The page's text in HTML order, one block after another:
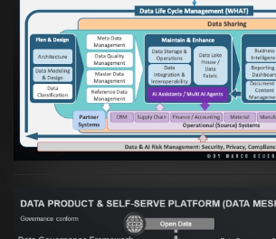
Artikel:Die moderne
Daten- und KI-orientierte
VIEW